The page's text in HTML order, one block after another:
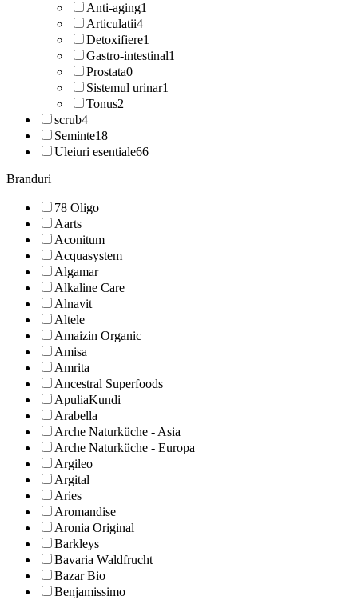
Anti-aging1
Articulatii4
Detoxifiere1
Gastro-intestinal1
Prostata0
Sistemul urinar1
Tonus2
scrub4
Seminte18
Uleiuri esentiale66
Branduri
78 Oligo
Aarts
Aconitum
Acquasystem
Algamar
Alkaline Care
Alnavit
Altele
Amaizin Organic
Amisa
Amrita
Ancestral Superfoods
ApuliaKundi
Arabella
Arche Naturküche - Asia
Arche Naturküche - Europa
Argileo
Argital
Aries
Aromandise
Aronia Original
Barkleys
Bavaria Waldfrucht
Bazar Bio
Benjamissimo